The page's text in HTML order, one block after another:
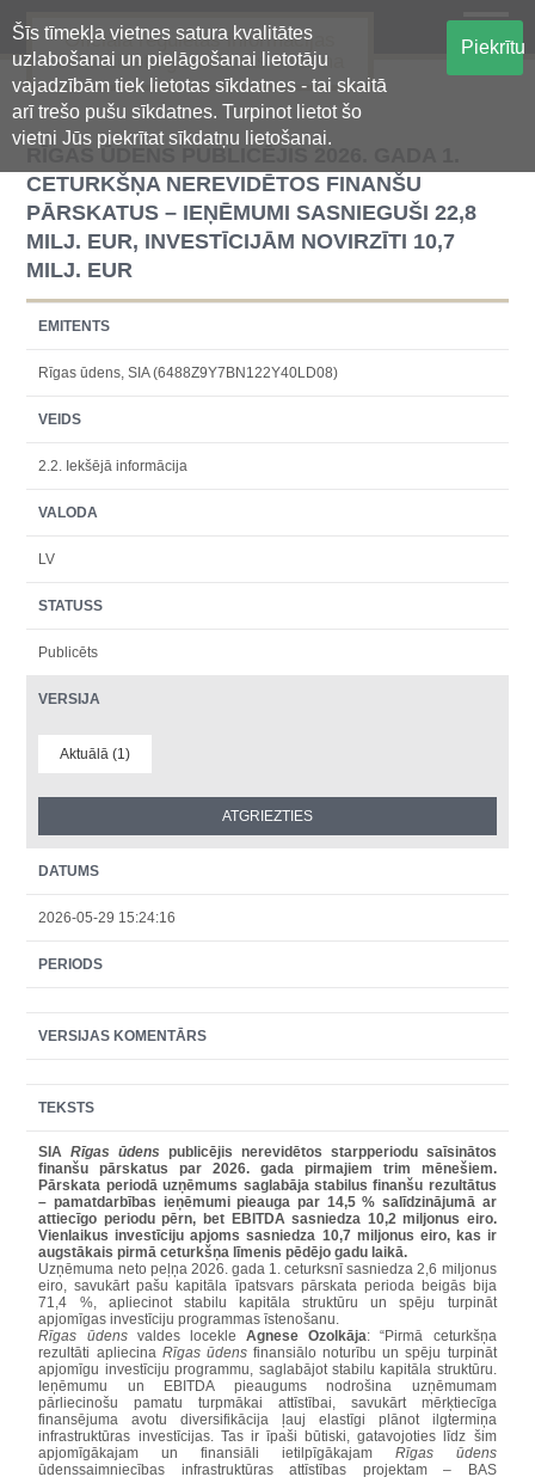
Šīs tīmekļa vietnes satura kvalitātes
uzlabošanai un pielāgošanai lietotāju
vajadzībām tiek lietotas sīkdatnes - tai skaitā
arī trešo pušu sīkdatnes. Turpinot lietot šo
vietni Jūs piekrītat sīkdatņu lietošanai.
Piekrītu
Oficiālā regulētās informācijas
centralizētā glabāšanas sistēma
RĪGAS ŪDENS PUBLICĒJIS 2026. GADA 1.
CETURKŠŅA NEREVIDĒTOS FINANŠU
PĀRSKATUS – IEŅĒMUMI SASNIEGUŠI 22,8
MILJ. EUR, INVESTĪCIJĀM NOVIRZĪTI 10,7
MILJ. EUR
EMITENTS
Rīgas ūdens, SIA (6488Z9Y7BN122Y40LD08)
VEIDS
2.2. Iekšējā informācija
VALODA
LV
STATUSS
Publicēts
VERSIJA
Aktuālā (1)
DATUMS
2026-05-29 15:24:16
PERIODS
VERSIJAS KOMENTĀRS
TEKSTS
SIARīgas ūdens publicējis nerevidētos starpperiodu saīsinātos
finanšu pārskatus par 2026. gada pirmajiem trim mēnešiem.
Pārskata periodā uzņēmums saglabāja stabilus finanšu rezultātus
– pamatdarbības ieņēmumi pieauga par 14,5 % salīdzinājumā ar
attiecīgo periodu pērn, bet EBITDA sasniedza 10,2 miljonus eiro.
Vienlaikus investīciju apjoms sasniedza 10,7 miljonus eiro, kas ir
augstākais pirmā ceturkšņa līmenis pēdējo gadu laikā.
Uzņēmuma neto peļņa 2026. gada 1. ceturksnī sasniedza 2,6 miljonus
eiro, savukārt pašu kapitāla īpatsvars pārskata perioda beigās bija
71,4 %, apliecinot stabilu kapitāla struktūru un spēju turpināt
apjomīgas investīciju programmas īstenošanu.
Rīgas ūdensvaldes locekleAgnese Ozolkāja: “Pirmā ceturkšņa
rezultāti apliecina Rīgas ūdensfinansiālo noturību un spēju turpināt
apjomīgu investīciju programmu, saglabājot stabilu kapitāla struktūru.
Ieņēmumu un EBITDA pieaugums nodrošina uzņēmumam
pārliecinošu pamatu turpmākai attīstībai, savukārt mērķtiecīga
finansējuma avotu diversifikācija ļauj elastīgi plānot ilgtermiņa
infrastruktūras investīcijas. Tas ir īpaši būtiski, gatavojoties līdz šim
apjomīgākajam un finansiāli ietilpīgākajam Rīgas ūdens
ūdenssaimniecības infrastruktūras attīstības projektam – BAS